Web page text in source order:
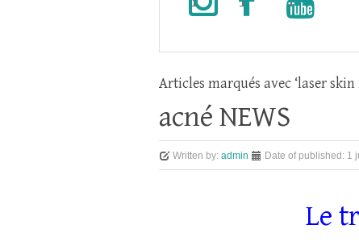
Articles marqués avec ‘laser skin
acné NEWS
Written by: admin Date of published: 1
Le